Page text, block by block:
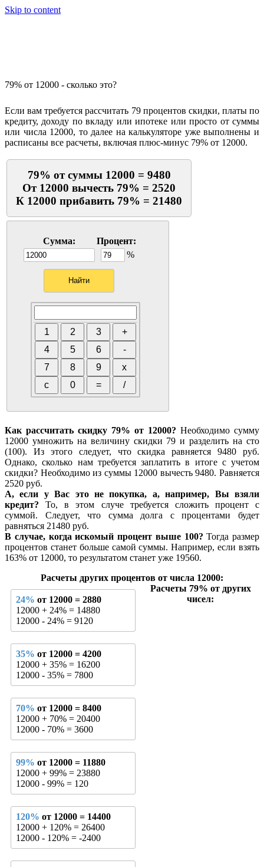
Skip to content
79% от 12000 - сколько это?
Если вам требуется рассчитать 79 процентов скидки, платы по
кредиту, доходу по вкладу или ипотеке или просто от суммы
или числа 12000, то далее на калькуляторе уже выполнены и
расписаны все расчеты, включая плюс-минус 79% от 12000.
79% от суммы 12000 = 9480
От 12000 вычесть 79% = 2520
К 12000 прибавить 79% = 21480
Сумма:
Процент:
%
Как рассчитать скидку 79% от 12000? Необходимо сумму
12000 умножить на величину скидки 79 и разделить на сто
(100). Из этого следует, что скидка равняется 9480 руб.
Однако, сколько нам требуется заплатить в итоге с учетом
скидки? Необходимо из суммы 12000 вычесть 9480. Равняется
2520 руб.
А, если у Вас это не покупка, а, например, Вы взяли
кредит? То, в этом случе требуется сложить процент с
суммой. Следует, что сумма долга с процентами будет
равняться 21480 руб.
В случае, когда искомый процент выше 100? Тогда размер
процентов станет больше самой суммы. Например, если взять
163% от 12000, то результатом станет уже 19560.
Расчеты других процентов от числа 12000:
24% от 12000 = 2880
12000 + 24% = 14880
12000 - 24% = 9120
35% от 12000 = 4200
12000 + 35% = 16200
12000 - 35% = 7800
70% от 12000 = 8400
12000 + 70% = 20400
12000 - 70% = 3600
99% от 12000 = 11880
12000 + 99% = 23880
12000 - 99% = 120
120% от 12000 = 14400
12000 + 120% = 26400
12000 - 120% = -2400
Расчеты 79% от других
чисел: